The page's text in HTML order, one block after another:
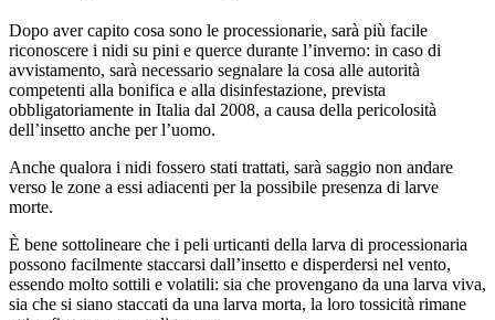
Dopo aver capito cosa sono le processionarie, sarà più facile
riconoscere i nidi su pini e querce durante l’inverno: in caso di
avvistamento, sarà necessario segnalare la cosa alle autorità
competenti alla bonifica e alla disinfestazione, prevista
obbligatoriamente in Italia dal 2008, a causa della pericolosità
dell’insetto anche per l’uomo.
Anche qualora i nidi fossero stati trattati, sarà saggio non andare
verso le zone a essi adiacenti per la possibile presenza di larve
morte.
È bene sottolineare che i peli urticanti della larva di processionaria
possono facilmente staccarsi dall’insetto e disperdersi nel vento,
essendo molto sottili e volatili: sia che provengano da una larva viva,
sia che si siano staccati da una larva morta, la loro tossicità rimane